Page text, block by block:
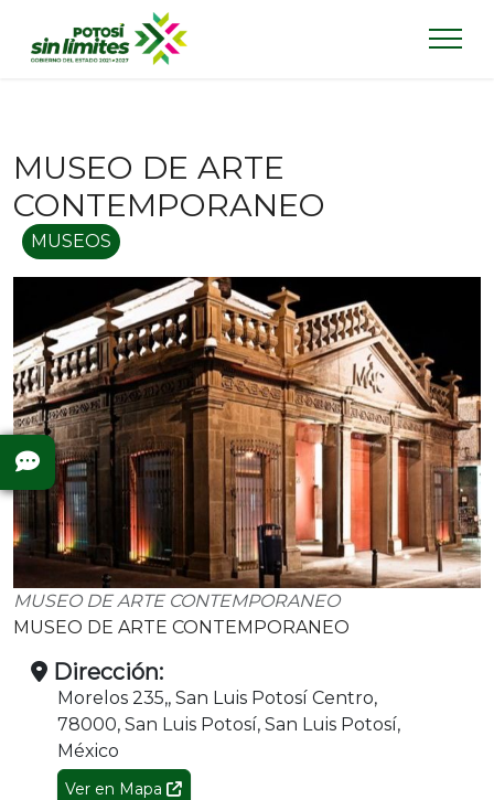
MUSEO DE ARTE
CONTEMPORANEO
MUSEOS
MUSEO DE ARTE CONTEMPORANEO
MUSEO DE ARTE CONTEMPORANEO
Dirección:
Morelos 235,, San Luis Potosí Centro,
78000, San Luis Potosí, San Luis Potosí,
México
Ver en Mapa